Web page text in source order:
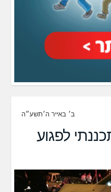
ב׳ באייר ה׳תשע״ה
לפגוע